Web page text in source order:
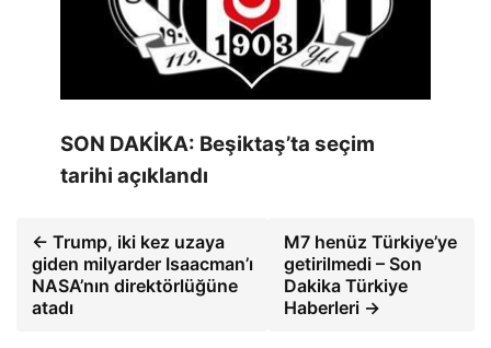
SON DAKİKA: Beşiktaş’ta seçim
tarihi açıklandı
← Trump, iki kez uzaya
giden milyarder Isaacman’ı
NASA’nın direktörlüğüne
atadı
M7 henüz Türkiye’ye
getirilmedi – Son
Dakika Türkiye
Haberleri →